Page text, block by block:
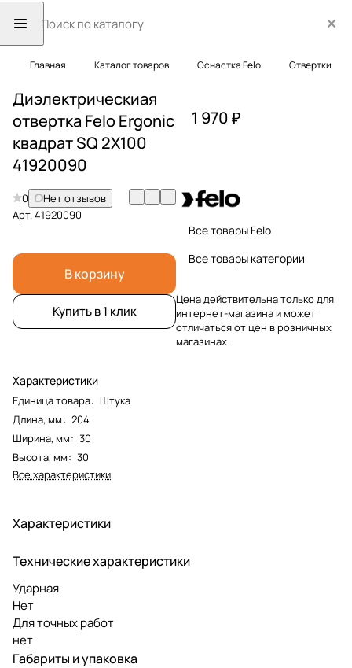
Главная Каталог товаров Оснастка Felo Отвертки
Диэлектрическиая
отвертка Felo Ergonic
квадрат SQ 2X100
41920090
0
Нет отзывов
Арт.41920090
В корзину
Купить в 1 клик
Характеристики
Единица товара: Штука
Длина, мм: 204
Ширина, мм: 30
Высота, мм: 30
Все характеристики
1 970 ₽
Все товары Felo
Все товары категории
Цена действительна только для
интернет-магазина и может
отличаться от цен в розничных
магазинах
Характеристики
Технические характеристики
Ударная
Нет
Для точных работ
нет
Габариты и упаковка